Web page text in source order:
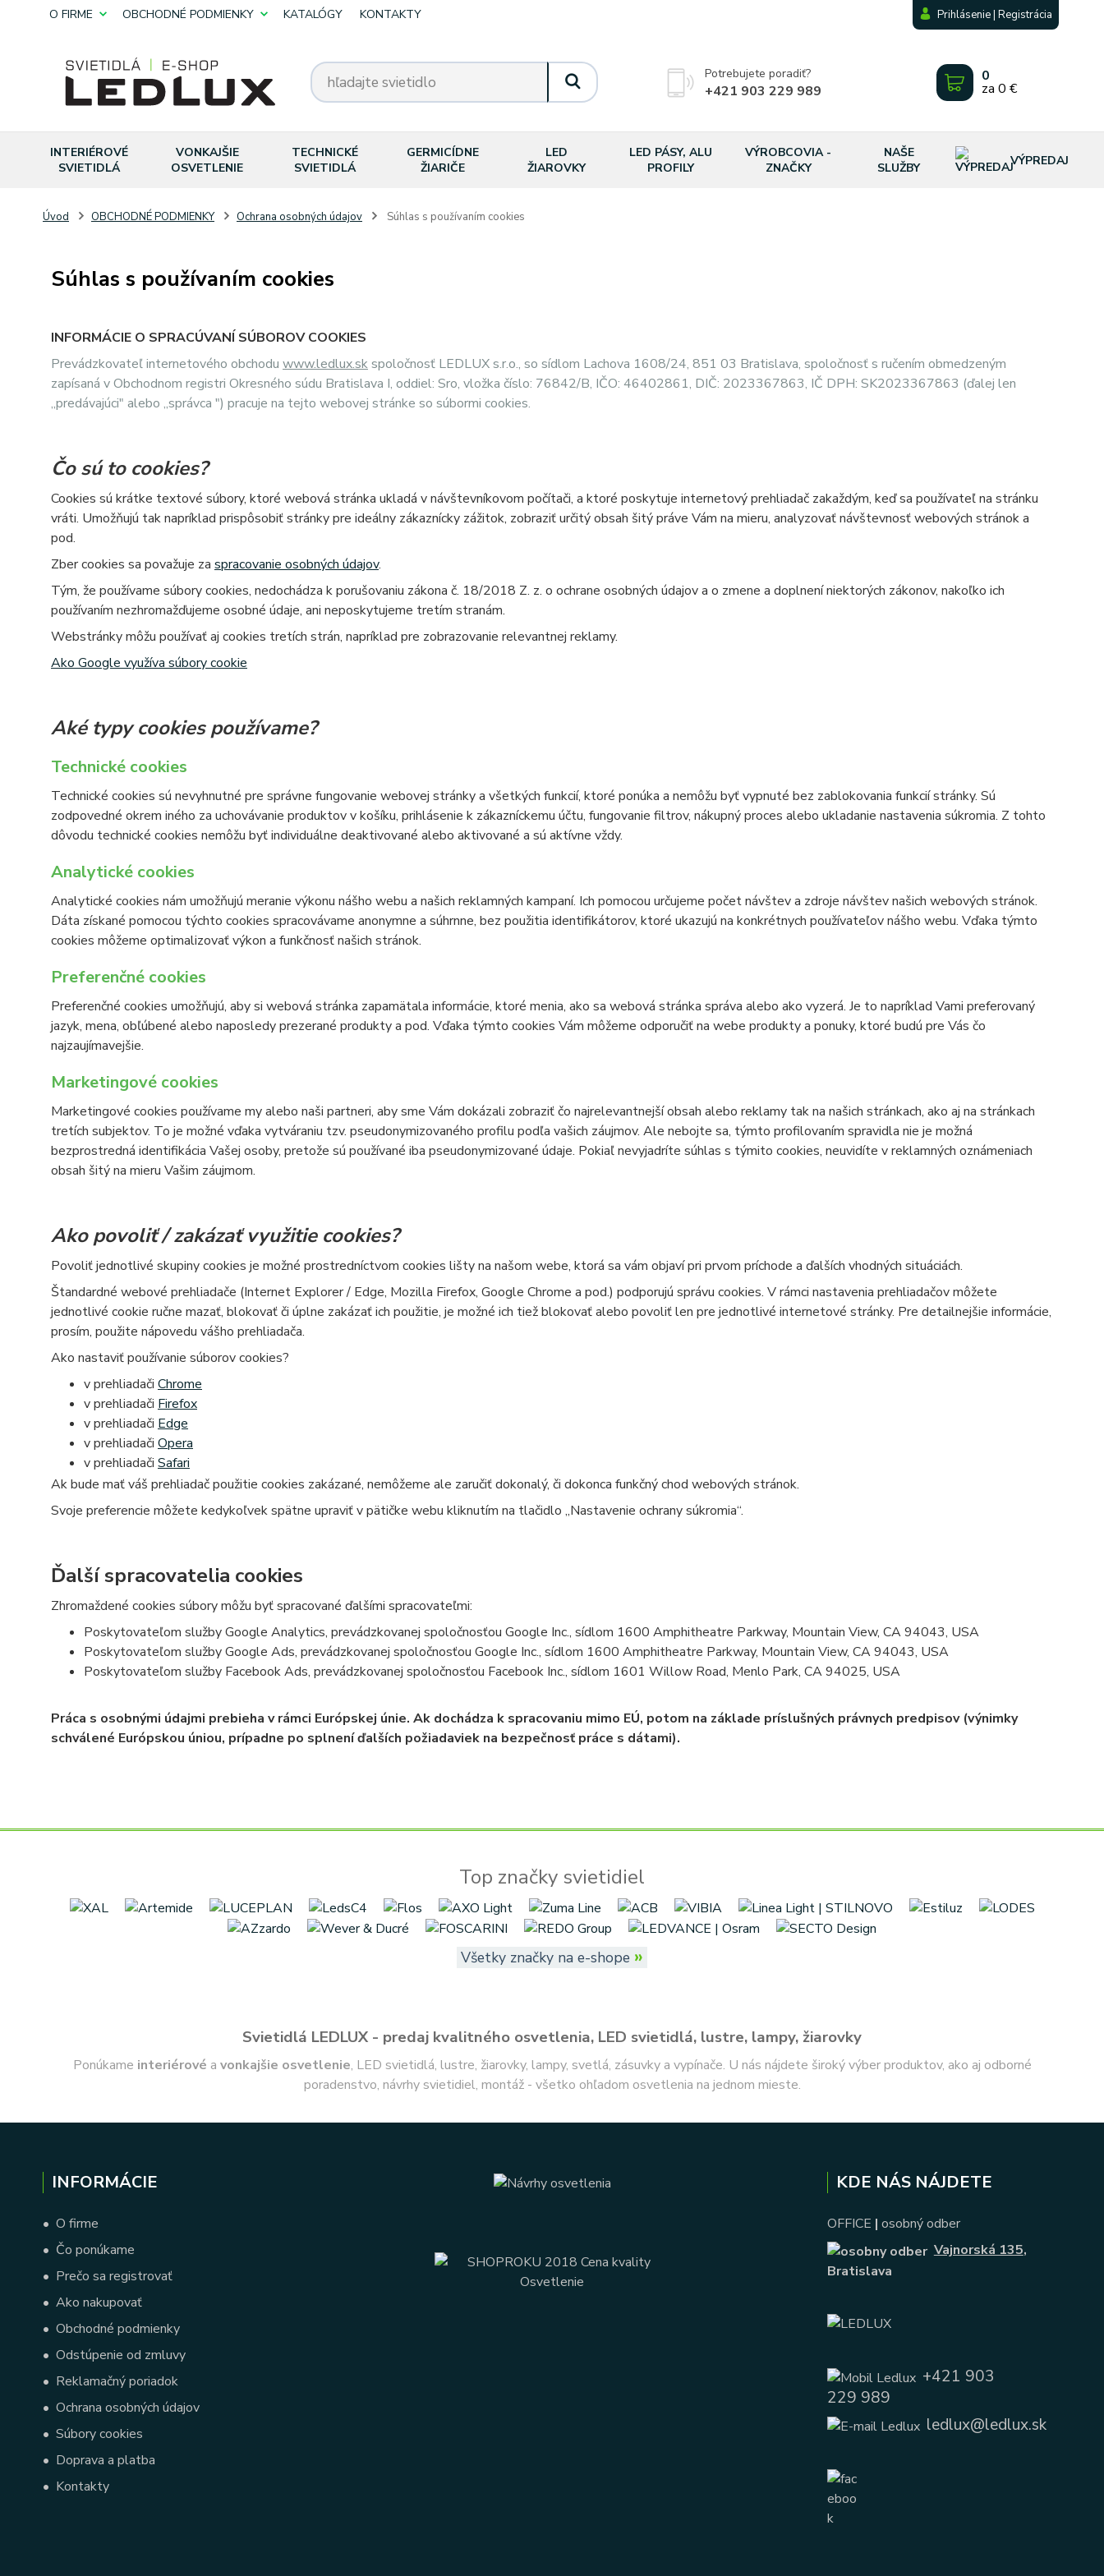
O FIRME OBCHODNÉ PODMIENKY KATALÓGY KONTAKTY Prihlásenie | Registrácia
Potrebujete poradiť?
+421 903 229 989
0
za 0 €
INTERIÉROVÉ
SVIETIDLÁ
VONKAJŠIE
OSVETLENIE
TECHNICKÉ
SVIETIDLÁ
GERMICÍDNE
ŽIARIČE
LED
ŽIAROVKY
LED PÁSY, ALU
PROFILY
VÝROBCOVIA -
ZNAČKY
NAŠE
SLUŽBY
VÝPREDAJ
Úvod OBCHODNÉ PODMIENKY Ochrana osobných údajov Súhlas s používaním cookies
Súhlas s používaním cookies
INFORMÁCIE O SPRACÚVANÍ SÚBOROV COOKIES
Prevádzkovateľ internetového obchodu www.ledlux.skspoločnosť LEDLUX s.r.o., so sídlom Lachova 1608/24, 851 03 Bratislava, spoločnosť s ručením obmedzeným
zapísaná v Obchodnom registri Okresného súdu Bratislava I, oddiel: Sro, vložka číslo: 76842/B, IČO: 46402861, DIČ: 2023367863, IČ DPH: SK2023367863 (ďalej len
„predávajúci" alebo „správca ") pracuje na tejto webovej stránke so súbormi cookies.
Čo sú to cookies?
Cookies sú krátke textové súbory, ktoré webová stránka ukladá v návštevníkovom počítači, a ktoré poskytuje internetový prehliadač zakaždým, keď sa používateľ na stránku
vráti. Umožňujú tak napríklad prispôsobiť stránky pre ideálny zákaznícky zážitok, zobraziť určitý obsah šitý práve Vám na mieru, analyzovať návštevnosť webových stránok a
pod.
Zber cookies sa považuje za spracovanie osobných údajov.
Tým, že používame súbory cookies, nedochádza k porušovaniu zákona č. 18/2018 Z. z. o ochrane osobných údajov a o zmene a doplnení niektorých zákonov, nakoľko ich
používaním nezhromažďujeme osobné údaje, ani neposkytujeme tretím stranám.
Webstránky môžu používať aj cookies tretích strán, napríklad pre zobrazovanie relevantnej reklamy.
Ako Google využíva súbory cookie
Aké typy cookies používame?
Technické cookies
Technické cookies sú nevyhnutné pre správne fungovanie webovej stránky a všetkých funkcií, ktoré ponúka a nemôžu byť vypnuté bez zablokovania funkcií stránky. Sú
zodpovedné okrem iného za uchovávanie produktov v košíku, prihlásenie k zákazníckemu účtu, fungovanie filtrov, nákupný proces alebo ukladanie nastavenia súkromia. Z tohto
dôvodu technické cookies nemôžu byť individuálne deaktivované alebo aktivované a sú aktívne vždy.
Analytické cookies
Analytické cookies nám umožňujú meranie výkonu nášho webu a našich reklamných kampaní. Ich pomocou určujeme počet návštev a zdroje návštev našich webových stránok.
Dáta získané pomocou týchto cookies spracovávame anonymne a súhrnne, bez použitia identifikátorov, ktoré ukazujú na konkrétnych používateľov nášho webu. Vďaka týmto
cookies môžeme optimalizovať výkon a funkčnosť našich stránok.
Preferenčné cookies
Preferenčné cookies umožňujú, aby si webová stránka zapamätala informácie, ktoré menia, ako sa webová stránka správa alebo ako vyzerá. Je to napríklad Vami preferovaný
jazyk, mena, obľúbené alebo naposledy prezerané produkty a pod. Vďaka týmto cookies Vám môžeme odporučiť na webe produkty a ponuky, ktoré budú pre Vás čo
najzaujímavejšie.
Marketingové cookies
Marketingové cookies používame my alebo naši partneri, aby sme Vám dokázali zobraziť čo najrelevantnejší obsah alebo reklamy tak na našich stránkach, ako aj na stránkach
tretích subjektov. To je možné vďaka vytváraniu tzv. pseudonymizovaného profilu podľa vašich záujmov. Ale nebojte sa, týmto profilovaním spravidla nie je možná
bezprostredná identifikácia Vašej osoby, pretože sú používané iba pseudonymizované údaje. Pokiaľ nevyjadríte súhlas s týmito cookies, neuvidíte v reklamných oznámeniach
obsah šitý na mieru Vašim záujmom.
Ako povoliť / zakázať využitie cookies?
Povoliť jednotlivé skupiny cookies je možné prostredníctvom cookies lišty na našom webe, ktorá sa vám objaví pri prvom príchode a ďalších vhodných situáciách.
Štandardné webové prehliadače (Internet Explorer / Edge, Mozilla Firefox, Google Chrome a pod.) podporujú správu cookies. V rámci nastavenia prehliadačov môžete
jednotlivé cookie ručne mazať, blokovať či úplne zakázať ich použitie, je možné ich tiež blokovať alebo povoliť len pre jednotlivé internetové stránky. Pre detailnejšie informácie,
prosím, použite nápovedu vášho prehliadača.
Ako nastaviť používanie súborov cookies?
v prehliadači Chrome
v prehliadači Firefox
v prehliadači Edge
v prehliadači Opera
v prehliadači Safari
Ak bude mať váš prehliadač použitie cookies zakázané, nemôžeme ale zaručiť dokonalý, či dokonca funkčný chod webových stránok.
Svoje preferencie môžete kedykoľvek spätne upraviť v pätičke webu kliknutím na tlačidlo „Nastavenie ochrany súkromia“.
Ďalší spracovatelia cookies
Zhromaždené cookies súbory môžu byť spracované ďalšími spracovateľmi:
Poskytovateľom služby Google Analytics, prevádzkovanej spoločnosťou Google Inc., sídlom 1600 Amphitheatre Parkway, Mountain View, CA 94043, USA
Poskytovateľom služby Google Ads, prevádzkovanej spoločnosťou Google Inc., sídlom 1600 Amphitheatre Parkway, Mountain View, CA 94043, USA
Poskytovateľom služby Facebook Ads, prevádzkovanej spoločnosťou Facebook Inc., sídlom 1601 Willow Road, Menlo Park, CA 94025, USA
Práca s osobnými údajmi prebieha v rámci Európskej únie. Ak dochádza k spracovaniu mimo EÚ, potom na základe príslušných právnych predpisov (výnimky
schválené Európskou úniou, prípadne po splnení ďalších požiadaviek na bezpečnosť práce s dátami).
Top značky svietidiel
Všetky značky na e-shope »
Svietidlá LEDLUX - predaj kvalitného osvetlenia, LED svietidlá, lustre, lampy, žiarovky
Ponúkame interiérové a vonkajšie osvetlenie, LED svietidlá, lustre, žiarovky, lampy, svetlá, zásuvky a vypínače. U nás nájdete široký výber produktov, ako aj odborné
poradenstvo, návrhy svietidiel, montáž - všetko ohľadom osvetlenia na jednom mieste.
INFORMÁCIE
• O firme
• Čo ponúkame
• Prečo sa registrovať
• Ako nakupovať
• Obchodné podmienky
• Odstúpenie od zmluvy
• Reklamačný poriadok
• Ochrana osobných údajov
• Súbory cookies
• Doprava a platba
• Kontakty
KDE NÁS NÁJDETE
OFFICE | osobný odber
Vajnorská 135,
Bratislava
+421 903
229 989
ledlux@ledlux.sk